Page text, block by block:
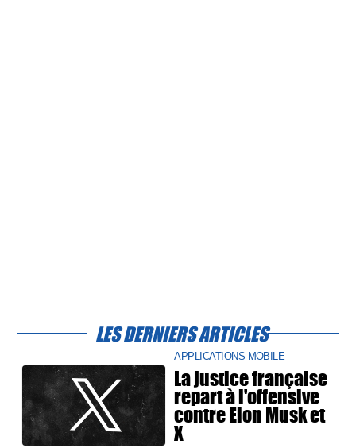
LES DERNIERS ARTICLES
APPLICATIONS MOBILE
La justice française
repart à l'offensive
contre Elon Musk et
X